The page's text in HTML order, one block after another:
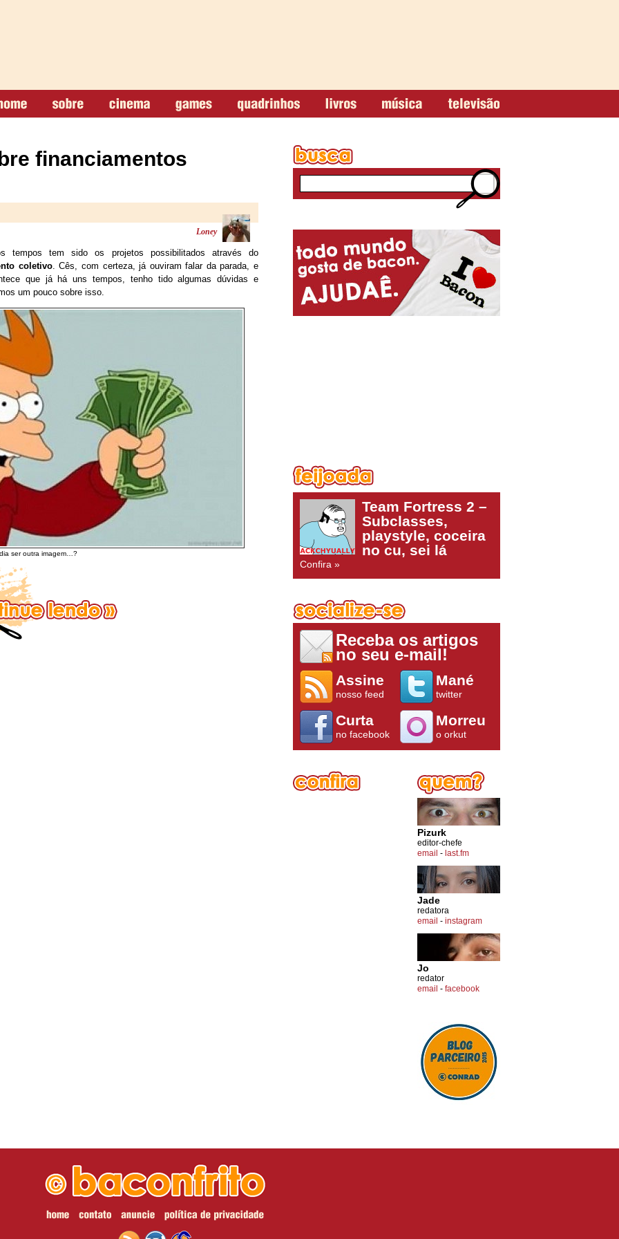
financiamentos
Loney
tempos tem sido os projetos possibilitados através do
coletivo. Cês, com certeza, já ouviram falar da parada, e
que já há uns tempos, tenho tido algumas dúvidas e
um pouco sobre isso.
ser outra imagem…?
Team Fortress 2 –
Subclasses,
playstyle, coceira
no cu, sei lá
Confira »
Receba os artigos
no seu e-mail!
Assine
nosso feed
Mané
twitter
Curta
no facebook
Morreu
o orkut
Pizurk
editor-chefe
email - last.fm
Jade
redatora
email - instagram
Jo
redator
email - facebook